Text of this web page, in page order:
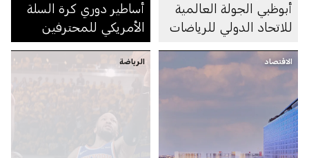
أبوظبي الجولة العالمية
للاتحاد الدولي للرياضات
للمرة الأولى في دولة
الإمارات
أساطير دوري كرة السلة
الأمريكي للمحترفين
الاقتصاد الرياضة